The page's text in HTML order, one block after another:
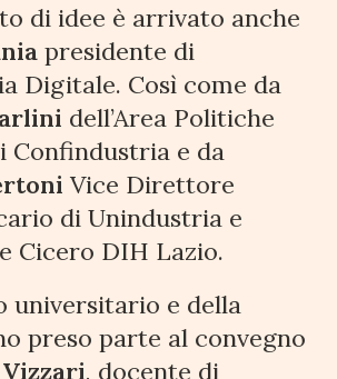
di idee è arrivato anche
presidente di
Digitale. Così come da
dell’Area Politiche
Confindustria e da
Vice Direttore
di Unindustria e
Cicero DIH Lazio.
universitario e della
preso parte al convegno
, docente di